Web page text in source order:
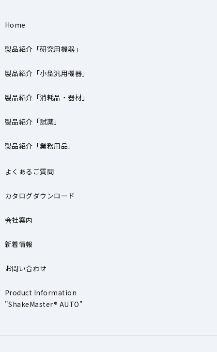
Home
製品紹介「研究用機器」
製品紹介「小型汎用機器」
製品紹介「消耗品・器材」
製品紹介「試薬」
製品紹介「業務用品」
よくあるご質問
カタログダウンロード
会社案内
新着情報
お問い合わせ
Product Information
"ShakeMaster® AUTO"